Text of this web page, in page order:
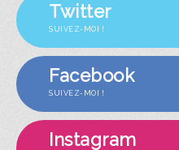
Twitter
SUIVEZ-MOI !
Facebook
SUIVEZ-MOI !
Instagram